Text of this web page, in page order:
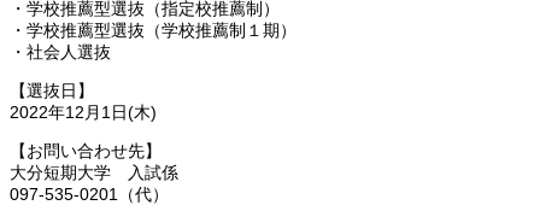
・学校推薦型選抜（指定校推薦制）
・学校推薦型選抜（学校推薦制１期）
・社会人選抜
【選抜日】
2022年12月1日(木)
【お問い合わせ先】
大分短期大学 入試係
097-535-0201（代）